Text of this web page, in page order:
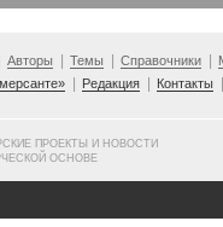
Авторы Темы Справочники
Редакция Контакты
ПРОЕКТЫ И НОВОСТИ
ОСНОВЕ